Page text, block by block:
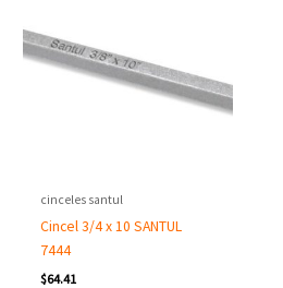
cinceles santul
Cincel 3/4 x 10 SANTUL
7444
$64.41